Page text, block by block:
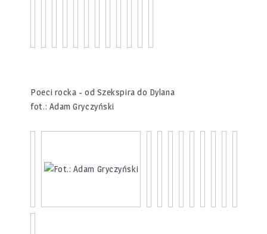
Poeci rocka - od Szekspira do Dylana
fot.: Adam Gryczyński